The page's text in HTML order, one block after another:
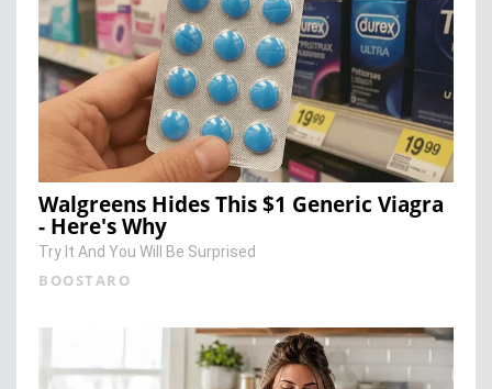
Walgreens Hides This $1 Generic Viagra
- Here's Why
Try It And You Will Be Surprised
BOOSTARO